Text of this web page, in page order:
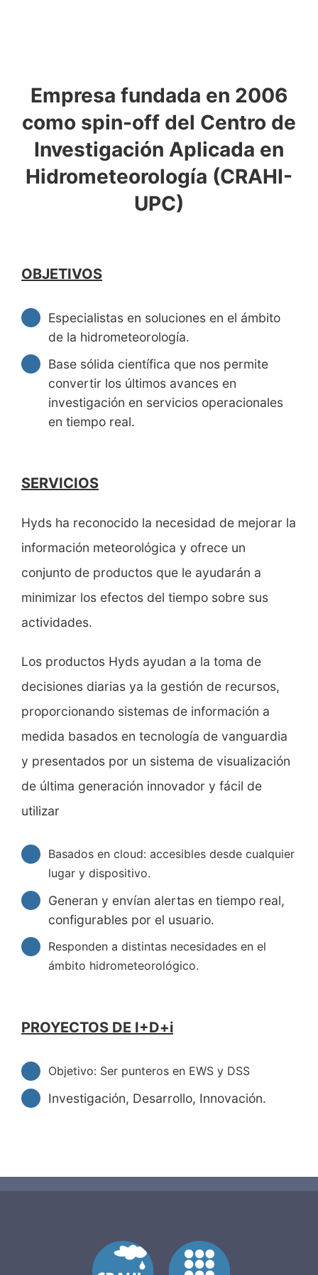
Empresa fundada en 2006
como spin-off del Centro de
Investigación Aplicada en
Hidrometeorología (CRAHI-
UPC)
OBJETIVOS
Especialistas en soluciones en el ámbito
de la hidrometeorología.
Base sólida científica que nos permite
convertir los últimos avances en
investigación en servicios operacionales
en tiempo real.
SERVICIOS
Hyds ha reconocido la necesidad de mejorar la
información meteorológica y ofrece un
conjunto de productos que le ayudarán a
minimizar los efectos del tiempo sobre sus
actividades.
Los productos Hyds ayudan a la toma de
decisiones diarias ya la gestión de recursos,
proporcionando sistemas de información a
medida basados ​​en tecnología de vanguardia
y presentados por un sistema de visualización
de última generación innovador y fácil de
utilizar
Basados ​​en cloud: accesibles desde cualquier
lugar y dispositivo.
Generan y envían alertas en tiempo real,
configurables por el usuario.
Responden a distintas necesidades en el
ámbito hidrometeorológico.
PROYECTOS DE I+D+i
Objetivo: Ser punteros en EWS y DSS
Investigación, Desarrollo, Innovación.